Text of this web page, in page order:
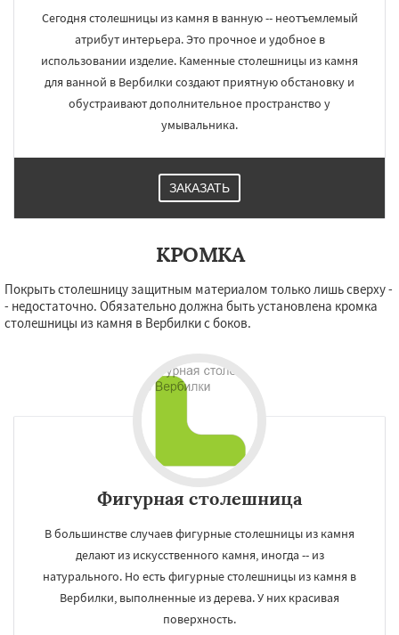
Сегодня столешницы из камня в ванную -- неотъемлемый
атрибут интерьера. Это прочное и удобное в
использовании изделие. Каменные столешницы из камня
для ванной в Вербилки создают приятную обстановку и
обустраивают дополнительное пространство у
умывальника.
ЗАКАЗАТЬ
КРОМКА
Покрыть столешницу защитным материалом только лишь сверху -
- недостаточно. Обязательно должна быть установлена кромка
столешницы из камня в Вербилки с боков.
Фигурная столешница
В большинстве случаев фигурные столешницы из камня
делают из искусственного камня, иногда -- из
натурального. Но есть фигурные столешницы из камня в
Вербилки, выполненные из дерева. У них красивая
поверхность.